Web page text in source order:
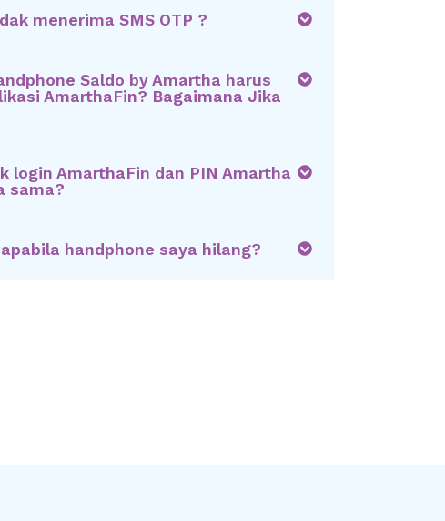
menerima SMS OTP ?
Saldo by Amartha harus
AmarthaFin? Bagaimana Jika
login AmarthaFin dan PIN Amartha
sama?
handphone saya hilang?